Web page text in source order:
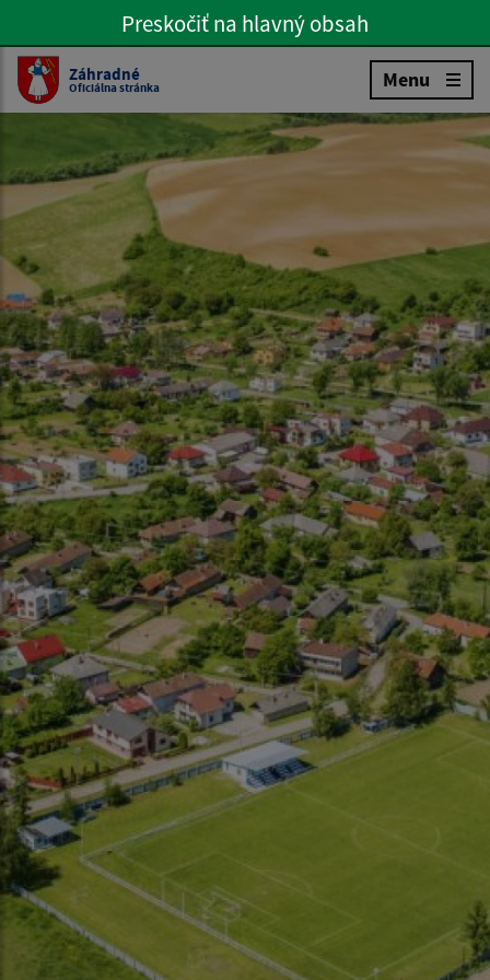
Preskočiť na hlavné menu
Preskočiť na hlavný obsah
Slovenčina
Záhradné
Oficiálna stránka Menu